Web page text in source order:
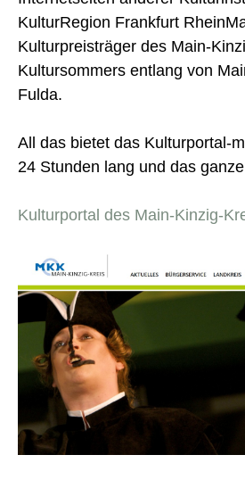
KulturRegion Frankfurt
Kulturpreisträger des Main-
Kultursommers entlang von
Fulda.
All das bietet das Kulturportal-
24 Stunden lang und das
Kulturportal des Main-Kinzig-